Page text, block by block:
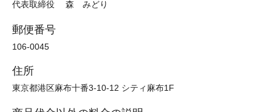
代表取締役 森 みどり
郵便番号
106-0045
住所
東京都港区麻布十番3-10-12 シティ麻布1F